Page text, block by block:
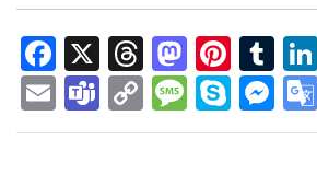
Facebook
X Threads
EmailTeams
Copy
Link
Message
Skype